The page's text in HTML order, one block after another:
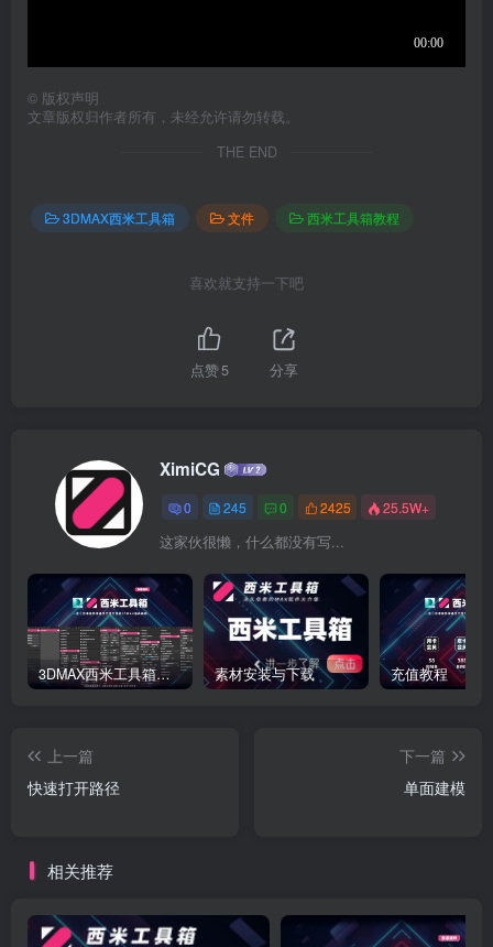
© 版权声明
文章版权归作者所有，未经允许请勿转载。
THE END
3DMAX西米工具箱 文件 西米工具箱教程
喜欢就支持一下吧
点赞5 分享
XimiCG
0 245 0 2425 25.5W+
这家伙很懒，什么都没有写...
3DMAX西米工具箱下载 素材安装与下载 充值教程
上一篇
快速打开路径
下一篇
单面建模
相关推荐